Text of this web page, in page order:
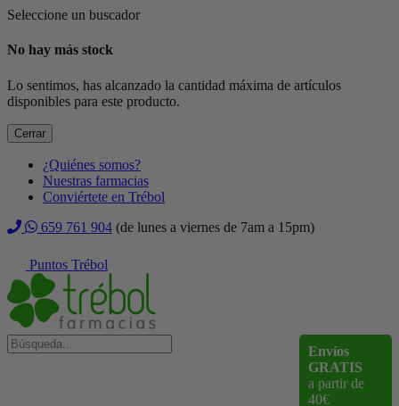
Seleccione un buscador
No hay más stock
Lo sentimos, has alcanzado la cantidad máxima de artículos
disponibles para este producto.
Cerrar
¿Quiénes somos?
Nuestras farmacias
Conviértete en Trébol
659 761 904 (de lunes a viernes de 7am a 15pm)
Puntos Trébol
Envíos
GRATIS
a partir de
40€